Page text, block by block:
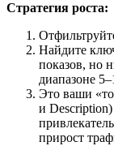
Стратегия роста:
Найдите
показов, но
диапазоне
Это ваши
и Description)
прирост